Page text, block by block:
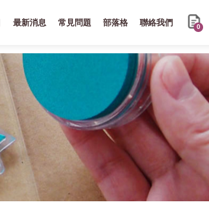
最新消息 常見問題 部落格 聯絡我們 0